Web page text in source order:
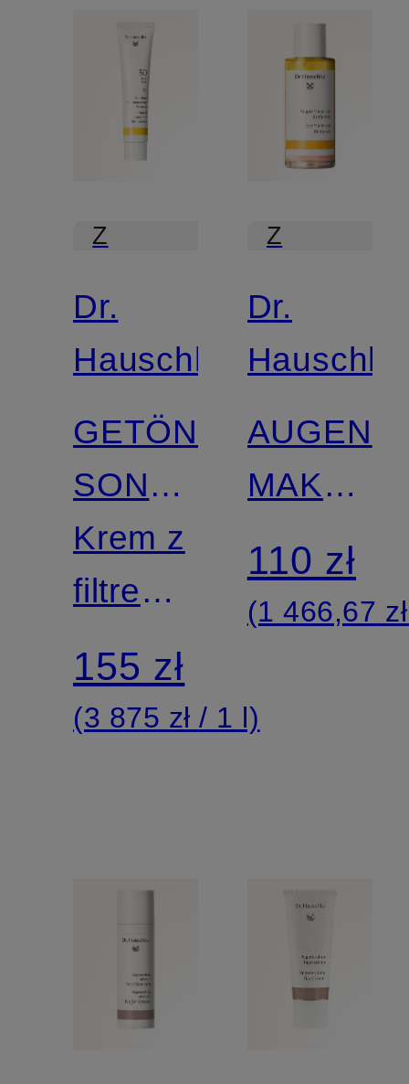
Z
Dr.
Hauschka
GETÖNTE
SONNENCREME
GESICHT
Krem z
filtrem
przeciwsłonecznym
SPF 30
155 zł
(3 875 zł / 1 l)
Z
Dr.
Hauschka
AUGEN
MAKE-
UP
110 zł
(1 466,67